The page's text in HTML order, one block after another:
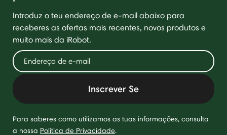
Introduz o teu endereço de e-mail abaixo para
receberes as ofertas mais recentes, novos produtos e
muito mais da iRobot.
Inscrever Se
Para saberes como utilizamos as tuas informações, consulta
a nossa Política de Privacidade.